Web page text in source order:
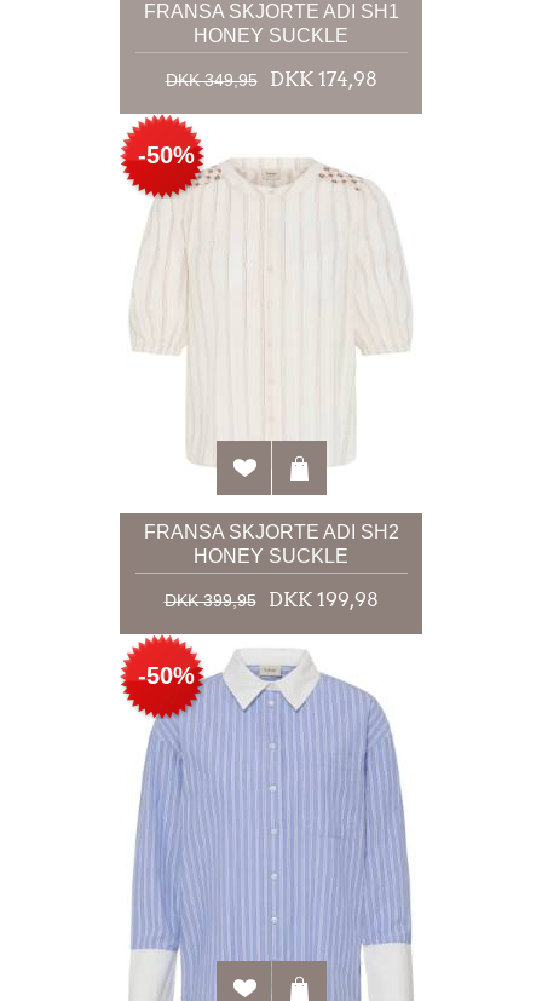
FRANSA SKJORTE ADI SH1
HONEY SUCKLE
DKK 349,95 DKK 174,98
-50%
FRANSA SKJORTE ADI SH2
HONEY SUCKLE
DKK 399,95 DKK 199,98
-50%